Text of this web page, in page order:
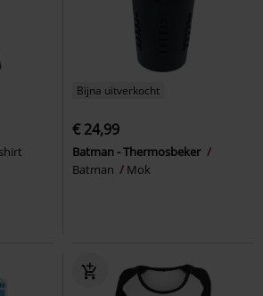
Bijna uitverkocht
€ 24,99
Batman - Thermosbeker
Batman
Mok